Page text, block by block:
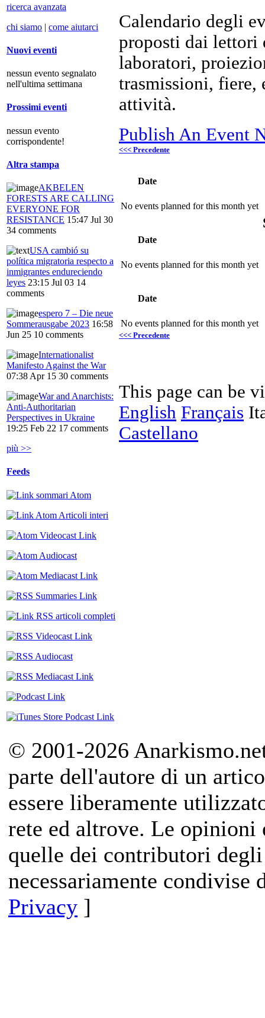
ricerca avanzata
chi siamo | come aiutarci
Nuovi eventi
nessun evento segnalato
nell'ultima settimana
Prossimi eventi
nessun evento
corrispondente!
Altra stampa
AKBELEN
FORESTS ARE CALLING
EVERYONE FOR
RESISTANCE 15:47 Jul 30
34 comments
USA cambió su
política migratoria respecto a
inmigrantes endureciendo
leyes 23:15 Jul 03 14
comments
espero 7 – Die neue
Sommerausgabe 2023 16:58
Jun 25 10 comments
Internationalist
Manifesto Against the War
07:38 Apr 15 30 comments
War and Anarchists:
Anti-Authoritarian
Perspectives in Ukraine
19:25 Feb 22 17 comments
più >>
Feeds
Calendario degli
proposti dai lettori
laboratori,
trasmissioni, fiere,
attività.
Publish An Event
<<< Precedente
Date
No events planned for this month yet
Date
No events planned for this month yet
Date
No events planned for this month yet
<<< Precedente
This page can be
English Français
Castellano
© 2001-2026
parte dell'autore di un
essere liberamente
rete ed altrove. Le opinioni
quelle dei contributori
necessariamente condivise
Privacy ]